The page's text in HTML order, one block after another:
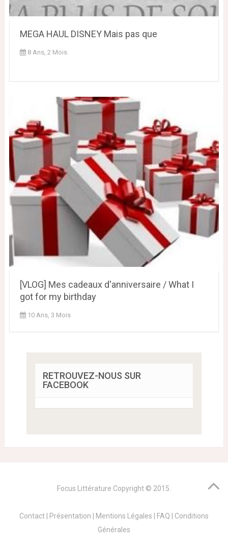
MEGA HAUL DISNEY Mais pas que
8 Ans, 2 Mois
[VLOG] Mes cadeaux d'anniversaire / What I
got for my birthday
10 Ans, 3 Mois
RETROUVEZ-NOUS SUR
FACEBOOK
Focus Littérature Copyright © 2015.
Contact Présentation Mentions Légales FAQ
Conditions
Générales